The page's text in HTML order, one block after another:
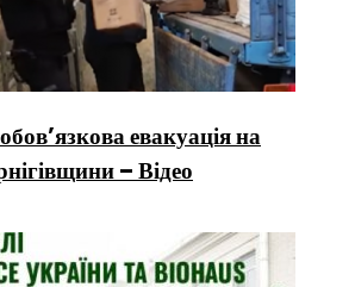
евакуація на
– Відео